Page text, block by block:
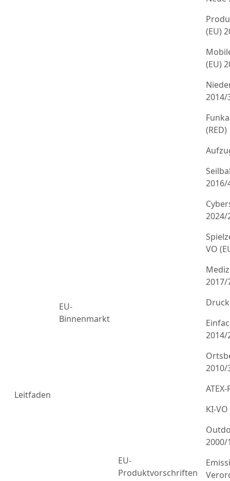
Leitfaden
EU-
Binnenmarkt
EU-
Produktvorschriften
(EU)
(EU)
2014/
(RED)
2016/
2024/
VO
2017/
2014/
2010/
KI-
2000/